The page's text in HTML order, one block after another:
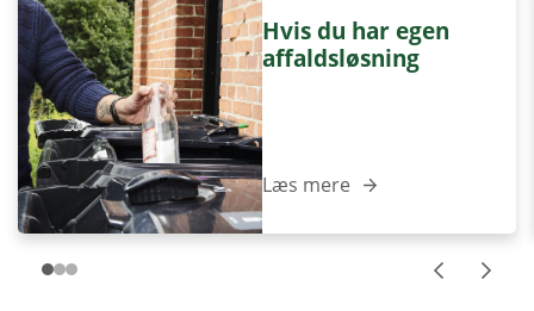
Hvis du har egen
affaldsløsning
Læs mere